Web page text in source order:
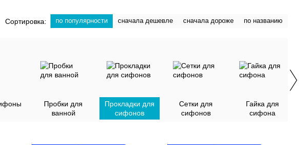
Сортировка: по популярности сначала дешевле сначала дороже по названию
Пробки для
ванной
Прокладки для
сифонов
Сетки для
сифонов
Гайка для
сифона